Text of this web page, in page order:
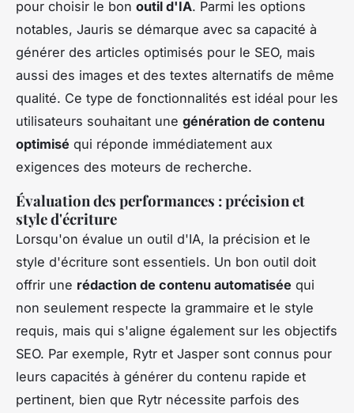
pour choisir le bon outil d'IA. Parmi les options
notables, Jauris se démarque avec sa capacité à
générer des articles optimisés pour le SEO, mais
aussi des images et des textes alternatifs de même
qualité. Ce type de fonctionnalités est idéal pour les
utilisateurs souhaitant une génération de contenu
optimisé qui réponde immédiatement aux
exigences des moteurs de recherche.
Évaluation des performances : précision et
style d'écriture
Lorsqu'on évalue un outil d'IA, la précision et le
style d'écriture sont essentiels. Un bon outil doit
offrir une rédaction de contenu automatisée qui
non seulement respecte la grammaire et le style
requis, mais qui s'aligne également sur les objectifs
SEO. Par exemple, Rytr et Jasper sont connus pour
leurs capacités à générer du contenu rapide et
pertinent, bien que Rytr nécessite parfois des